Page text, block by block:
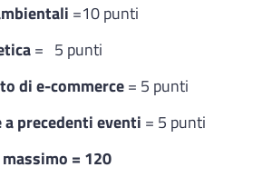
=10 punti
= 5 punti
di e-commerce= 5 punti
precedenti eventi = 5 punti
= 120